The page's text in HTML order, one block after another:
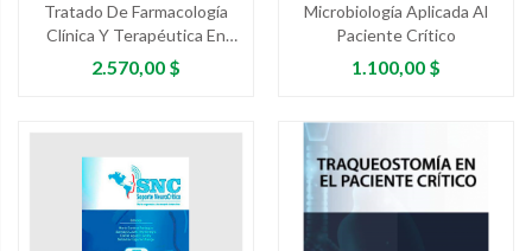
Tratado De Farmacología
Clínica Y Terapéutica En
Cuidados Críticos
Precio
2.570,00 $
Microbiología Aplicada Al
Paciente Crítico
Precio
1.100,00 $